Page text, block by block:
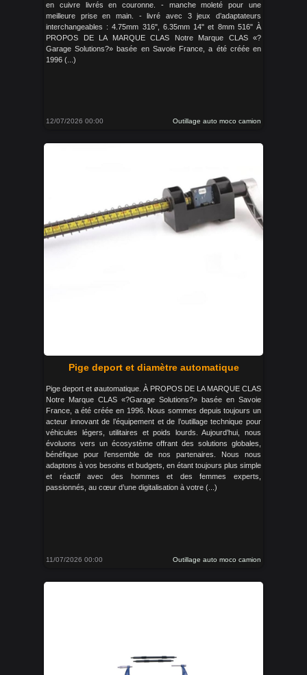
en cuivre livrés en couronne. - manche moleté pour une
meilleure prise en main. - livré avec 3 jeux d’adaptateurs
interchangeables : 4.75mm 316", 6.35mm 14" et 8mm 516" À
PROPOS DE LA MARQUE CLAS Notre Marque CLAS «?
Garage Solutions?» basée en Savoie France, a été créée en
1996 (...)
12/07/2026 00:00 Outillage auto moco camion
Pige deport et diamètre automatique
Pige deport et øautomatique. À PROPOS DE LA MARQUE CLAS
Notre Marque CLAS «?Garage Solutions?» basée en Savoie
France, a été créée en 1996. Nous sommes depuis toujours un
acteur innovant de l’équipement et de l’outillage technique pour
véhicules légers, utilitaires et poids lourds. Aujourd’hui, nous
évoluons vers un écosystème offrant des solutions globales,
bénéfique pour l’ensemble de nos partenaires. Nous nous
adaptons à vos besoins et budgets, en étant toujours plus simple
et réactif avec des hommes et des femmes experts,
passionnés, au cœur d’une digitalisation à votre (...)
11/07/2026 00:00 Outillage auto moco camion